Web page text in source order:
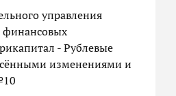
управления
- Рублевые
изменениями и